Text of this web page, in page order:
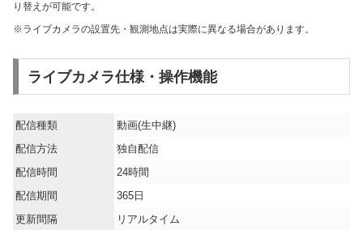
り替えが可能です。
※ライブカメラの設置先・観測地点は実際に異なる場合があります。
ライブカメラ仕様・操作機能
配信種類
動画(生中継)
配信方法
独自配信
配信時間
24時間
配信期間
365日
更新間隔
リアルタイム